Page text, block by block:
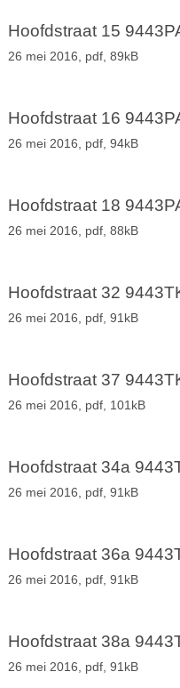
Hoofdstraat 15
26 mei 2016, pdf, 89kB
Hoofdstraat 16
26 mei 2016, pdf, 94kB
Hoofdstraat 18
26 mei 2016, pdf, 88kB
Hoofdstraat 32
26 mei 2016, pdf, 91kB
Hoofdstraat 37
26 mei 2016, pdf, 101kB
Hoofdstraat 34a
26 mei 2016, pdf, 91kB
Hoofdstraat 36a
26 mei 2016, pdf, 91kB
Hoofdstraat 38a
26 mei 2016, pdf, 91kB